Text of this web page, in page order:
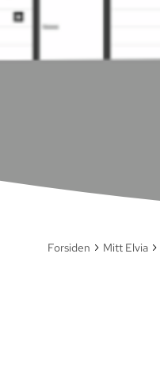
Forsiden Mitt Elvia